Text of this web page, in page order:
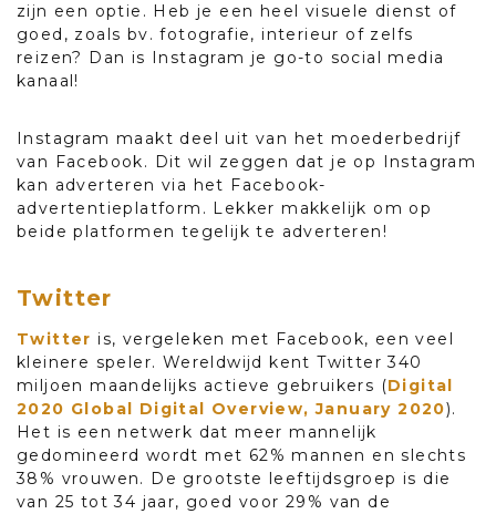
zijn een optie. Heb je een heel visuele dienst of
goed, zoals bv. fotografie, interieur of zelfs
reizen? Dan is Instagram je go-to social media
kanaal!
Instagram maakt deel uit van het moederbedrijf
van Facebook. Dit wil zeggen dat je op Instagram
kan adverteren via het Facebook-
advertentieplatform. Lekker makkelijk om op
beide platformen tegelijk te adverteren!
Twitter
Twitter is, vergeleken met Facebook, een veel
kleinere speler. Wereldwijd kent Twitter 340
miljoen maandelijks actieve gebruikers (Digital
2020 Global Digital Overview, January 2020).
Het is een netwerk dat meer mannelijk
gedomineerd wordt met 62% mannen en slechts
38% vrouwen. De grootste leeftijdsgroep is die
van 25 tot 34 jaar, goed voor 29% van de